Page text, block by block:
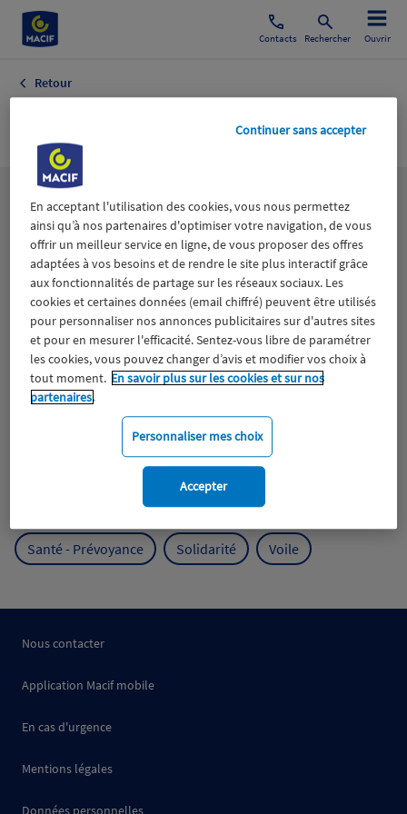
Contacts Rechercher Ouvrir
Retour
Lesthématiques
Aidants Catastrophes naturelles Climat
ESS
Expérience clients Fondation Macif Jeunesse
Mobilité
Protection de l'environnement
Protection des océans Prévention
Santé - Prévoyance Solidarité Voile
Nous contacter
Application Macif mobile
En cas d'urgence
Mentions légales
Données personnelles
En acceptant l'utilisation des cookies, vous nous permettez
ainsi qu’à nos partenaires d'optimiser votre navigation, de vous
offrir un meilleur service en ligne, de vous proposer des offres
adaptées à vos besoins et de rendre le site plus interactif grâce
aux fonctionnalités de partage sur les réseaux sociaux. Les
cookies et certaines données (email chiffré) peuvent être utilisés
pour personnaliser nos annonces publicitaires sur d'autres sites
et pour en mesurer l'efficacité. Sentez-vous libre de paramétrer
les cookies, vous pouvez changer d’avis et modifier vos choix à
tout moment. En savoir plus sur les cookies et sur nos
partenaires.
Personnaliser mes choix
Continuer sans accepter
Accepter